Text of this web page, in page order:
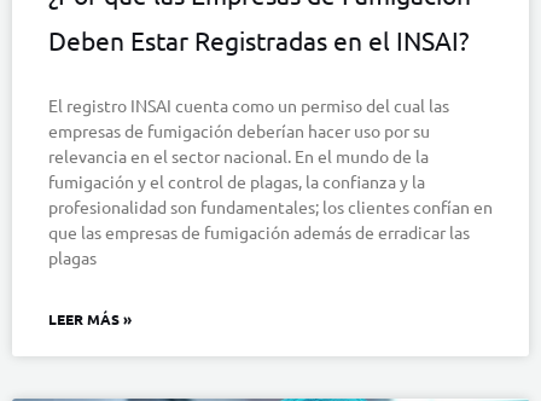
Deben Estar Registradas en el INSAI?
El registro INSAI cuenta como un permiso del cual las
empresas de fumigación deberían hacer uso por su
relevancia en el sector nacional. En el mundo de la
fumigación y el control de plagas, la confianza y la
profesionalidad son fundamentales; los clientes confían en
que las empresas de fumigación además de erradicar las
plagas
LEER MÁS »